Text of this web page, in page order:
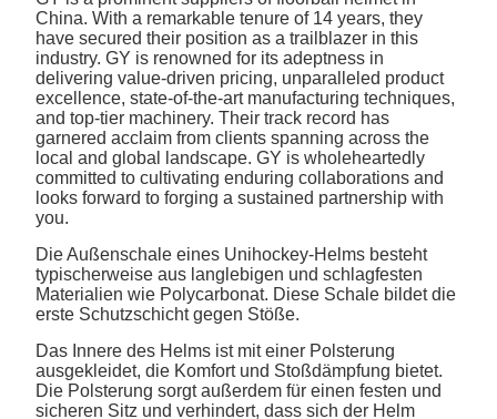
China. With a remarkable tenure of 14 years, they
have secured their position as a trailblazer in this
industry. GY is renowned for its adeptness in
delivering value-driven pricing, unparalleled product
excellence, state-of-the-art manufacturing techniques,
and top-tier machinery. Their track record has
garnered acclaim from clients spanning across the
local and global landscape. GY is wholeheartedly
committed to cultivating enduring collaborations and
looks forward to forging a sustained partnership with
you.
Die Außenschale eines Unihockey-Helms besteht
typischerweise aus langlebigen und schlagfesten
Materialien wie Polycarbonat. Diese Schale bildet die
erste Schutzschicht gegen Stöße.
Das Innere des Helms ist mit einer Polsterung
ausgekleidet, die Komfort und Stoßdämpfung bietet.
Die Polsterung sorgt außerdem für einen festen und
sicheren Sitz und verhindert, dass sich der Helm